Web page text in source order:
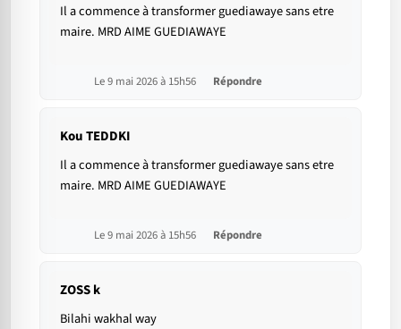
Il a commence à transformer guediawaye sans etre
maire. MRD AIME GUEDIAWAYE
Le 9 mai 2026 à 15h56 Répondre
Kou TEDDKI
Il a commence à transformer guediawaye sans etre
maire. MRD AIME GUEDIAWAYE
Le 9 mai 2026 à 15h56 Répondre
ZOSS k
Bilahi wakhal way